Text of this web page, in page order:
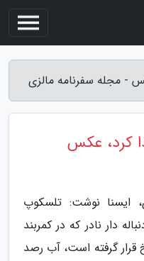
- مجله سفرنامه مالزی
کرد، عکس
ایسنا نوشت: تلسکوپ
دار نادر که در کمربند
گرفته است، آب رصد